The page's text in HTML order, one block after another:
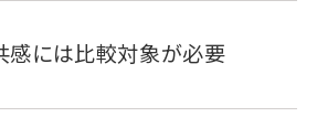
感には比較対象が必要